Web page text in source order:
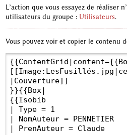
L’action que vous essayez de réaliser
utilisateurs du groupe : Utilisateurs.
Vous pouvez voir et copier le contenu